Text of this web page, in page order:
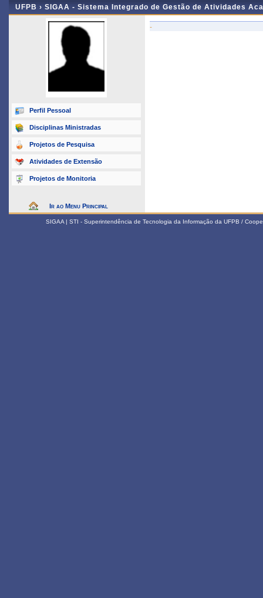
UFPB › SIGAA - Sistema Integrado de Gestão de Atividades
Perfil Pessoal
Disciplinas Ministradas
Projetos de Pesquisa
Atividades de Extensão
Projetos de Monitoria
Ir ao Menu Principal
-
SIGAA | STI - Superintendência de Tecnologia da Informação da UFPB /